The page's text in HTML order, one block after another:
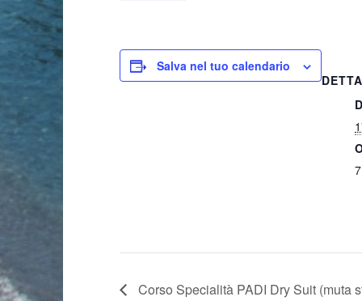
Salva nel tuo calendario
Corso Specialità PADI Dry Suit (muta